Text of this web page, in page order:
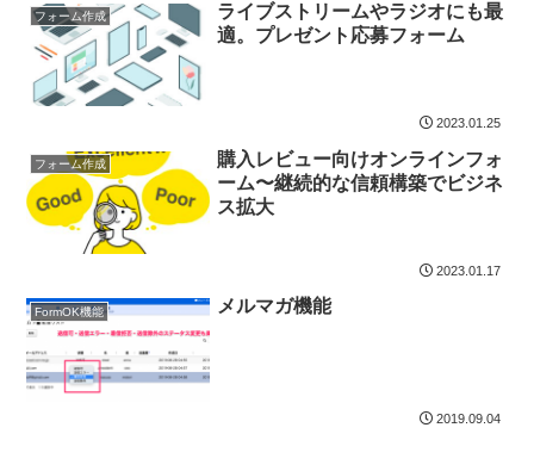
フォーム作成
ライブストリームやラジオにも最
適。プレゼント応募フォーム
2023.01.25
フォーム作成
購入レビュー向けオンラインフォ
ーム〜継続的な信頼構築でビジネ
ス拡大
2023.01.17
FormOK機能 メルマガ機能
2019.09.04